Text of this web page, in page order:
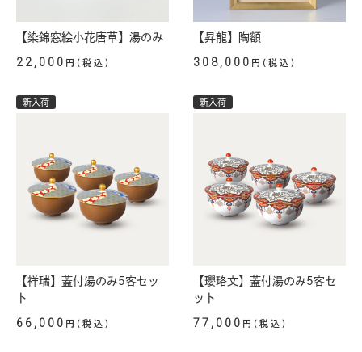
【染錦窓絵小花唐草】湯のみ
22,000 円(税込)
【昇龍】陶額
308,000 円(税込)
新入荷
【祥瑞】蓋付湯のみ5客セッ
ト
66,000 円(税込)
新入荷
【瓔珞文】蓋付湯のみ5客セ
ット
77,000 円(税込)